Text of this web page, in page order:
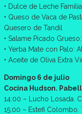
• Dulce de Leche
• Queso de Vaca de
Quesero de Tandil
• Salame Picado
• Yerba Mate con Palo:
• Aceite de Oliva Extra
Domingo 6 de julio
Cocina Hudson.
14:00 – Lucho Losada.
15:00 – Estefi Colombo.